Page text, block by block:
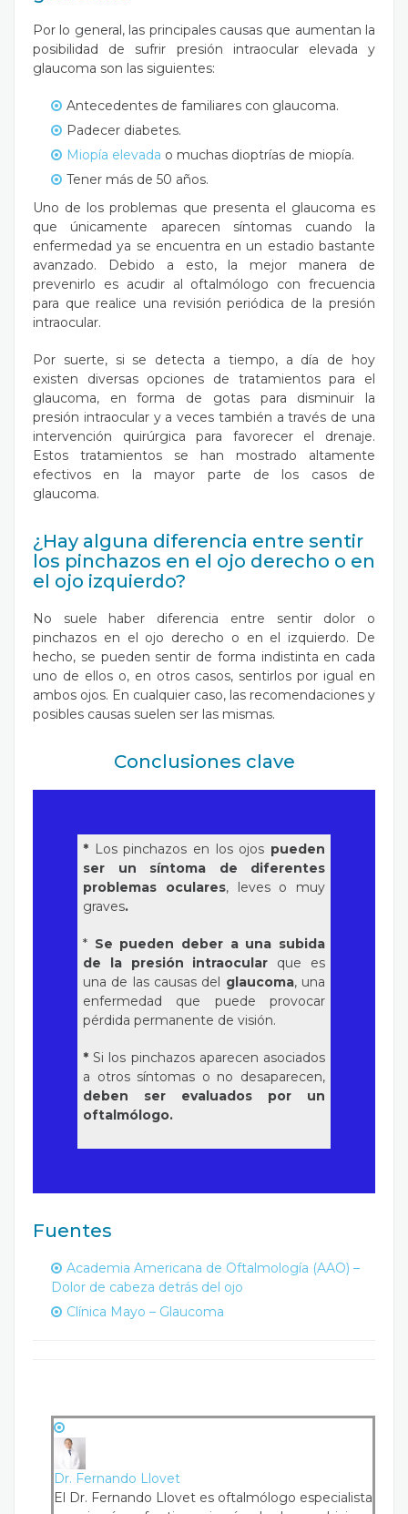
Por lo general, las principales causas que aumentan la
posibilidad de sufrir presión intraocular elevada y
glaucoma son las siguientes:
Antecedentes de familiares con glaucoma.
Padecer diabetes.
Miopía elevada o muchas dioptrías de miopía.
Tener más de 50 años.
Uno de los problemas que presenta el glaucoma es
que únicamente aparecen síntomas cuando la
enfermedad ya se encuentra en un estadio bastante
avanzado. Debido a esto, la mejor manera de
prevenirlo es acudir al oftalmólogo con frecuencia
para que realice una revisión periódica de la presión
intraocular.
Por suerte, si se detecta a tiempo, a día de hoy
existen diversas opciones de tratamientos para el
glaucoma, en forma de gotas para disminuir la
presión intraocular y a veces también a través de una
intervención quirúrgica para favorecer el drenaje.
Estos tratamientos se han mostrado altamente
efectivos en la mayor parte de los casos de
glaucoma.
¿Hay alguna diferencia entre sentir
los pinchazos en el ojo derecho o en
el ojo izquierdo?
No suele haber diferencia entre sentir dolor o
pinchazos en el ojo derecho o en el izquierdo. De
hecho, se pueden sentir de forma indistinta en cada
uno de ellos o, en otros casos, sentirlos por igual en
ambos ojos. En cualquier caso, las recomendaciones y
posibles causas suelen ser las mismas.
Conclusiones clave
* Los pinchazos en los ojos pueden
ser un síntoma de diferentes
problemas oculares, leves o muy
graves.
* Se pueden deber a una subida
de la presión intraocular que es
una de las causas del glaucoma, una
enfermedad que puede provocar
pérdida permanente de visión.
* Si los pinchazos aparecen asociados
a otros síntomas o no desaparecen,
deben ser evaluados por un
oftalmólogo.
Fuentes
Academia Americana de Oftalmología (AAO) –
Dolor de cabeza detrás del ojo
Clínica Mayo – Glaucoma
Dr. Fernando Llovet
El Dr. Fernando Llovet es oftalmólogo especialista